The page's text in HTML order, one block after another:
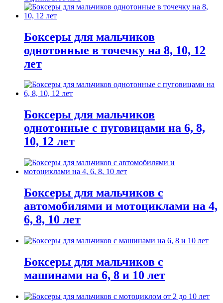
Боксеры для мальчиков
однотонные в точечку на 8, 10, 12
лет
Боксеры для мальчиков
однотонные с пуговицами на 6, 8,
10, 12 лет
Боксеры для мальчиков с
автомобилями и мотоциклами на 4,
6, 8, 10 лет
Боксеры для мальчиков с
машинами на 6, 8 и 10 лет